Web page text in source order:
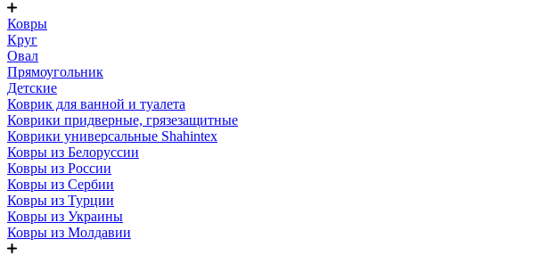
Ковры
Круг
Овал
Прямоугольник
Детские
Коврик для ванной и туалета
Коврики придверные, грязезащитные
Коврики универсальные Shahintex
Ковры из Белоруссии
Ковры из России
Ковры из Сербии
Ковры из Турции
Ковры из Украины
Ковры из Молдавии